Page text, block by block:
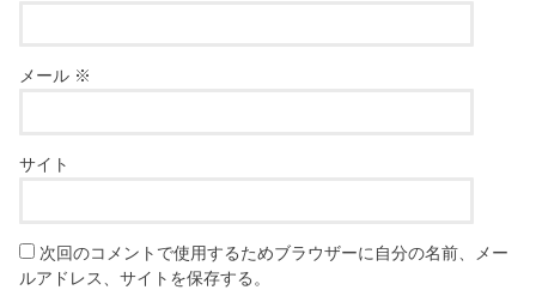
メール ※
サイト
次回のコメントで使用するためブラウザーに自分の名前、メー
ルアドレス、サイトを保存する。